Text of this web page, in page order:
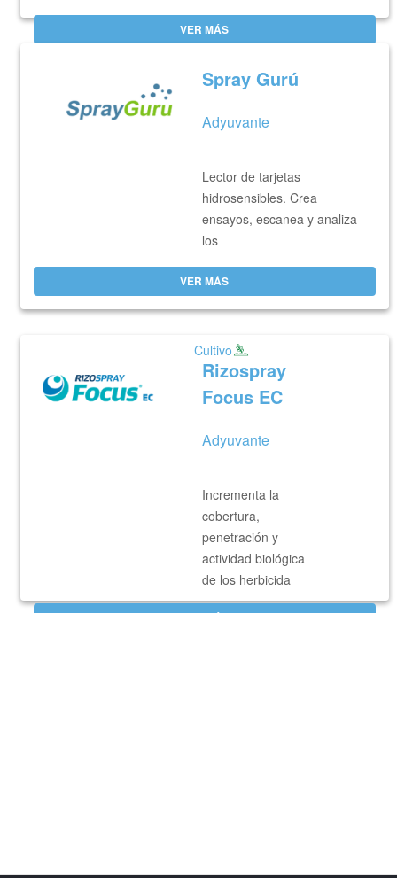
VER MÁS
Spray Gurú
Adyuvante
Lector de tarjetas
hidrosensibles. Crea
ensayos, escanea y analiza
los
VER MÁS
Rizospray
Focus EC
Adyuvante
Incrementa la
cobertura,
penetración y
actividad biológica
de los herbicida
Cultivo
VER MÁS